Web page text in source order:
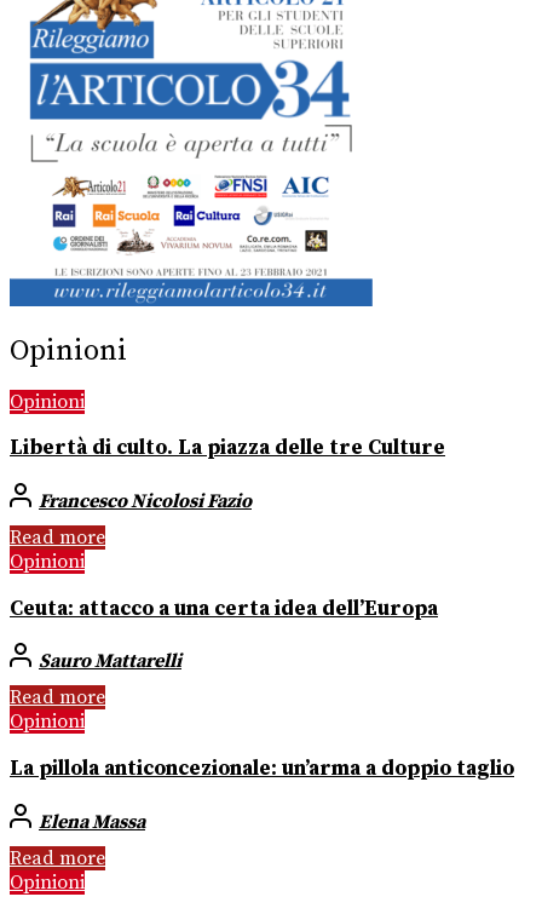
Opinioni
Opinioni
Libertà di culto. La piazza delle tre Culture
Francesco Nicolosi Fazio
Read more
Opinioni
Ceuta: attacco a una certa idea dell’Europa
Sauro Mattarelli
Read more
Opinioni
La pillola anticoncezionale: un’arma a doppio taglio
Elena Massa
Read more
Opinioni